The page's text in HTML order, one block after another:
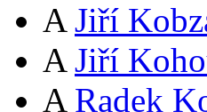
A Jiří
A Jiří
A Radek